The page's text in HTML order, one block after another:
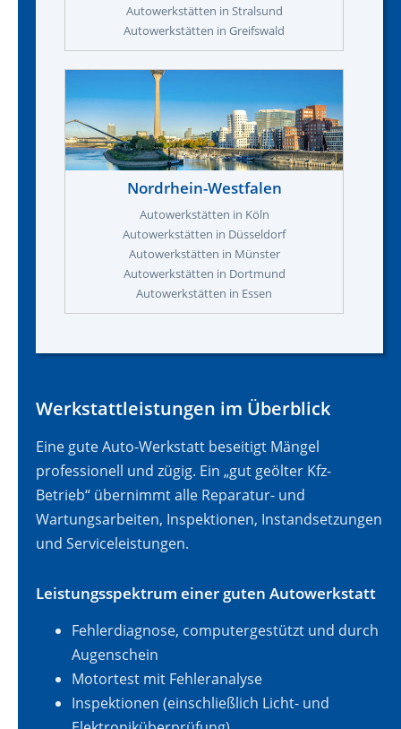
Autowerkstätten in Stralsund
Autowerkstätten in Greifswald
Nordrhein-Westfalen
Autowerkstätten in Köln
Autowerkstätten in Düsseldorf
Autowerkstätten in Münster
Autowerkstätten in Dortmund
Autowerkstätten in Essen
Werkstattleistungen im Überblick
Eine gute Auto-Werkstatt beseitigt Mängel
professionell und zügig. Ein „gut geölter Kfz-
Betrieb“ übernimmt alle Reparatur- und
Wartungsarbeiten, Inspektionen, Instandsetzungen
und Serviceleistungen.
Leistungsspektrum einer guten Autowerkstatt
Fehlerdiagnose, computergestützt und durch
Augenschein
Motortest mit Fehleranalyse
Inspektionen (einschließlich Licht- und